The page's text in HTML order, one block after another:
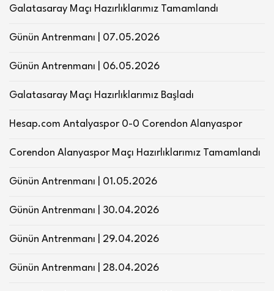
Galatasaray Maçı Hazırlıklarımız Tamamlandı
Günün Antrenmanı | 07.05.2026
Günün Antrenmanı | 06.05.2026
Galatasaray Maçı Hazırlıklarımız Başladı
Hesap.com Antalyaspor 0-0 Corendon Alanyaspor
Corendon Alanyaspor Maçı Hazırlıklarımız Tamamlandı
Günün Antrenmanı | 01.05.2026
Günün Antrenmanı | 30.04.2026
Günün Antrenmanı | 29.04.2026
Günün Antrenmanı | 28.04.2026